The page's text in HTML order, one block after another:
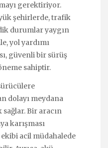
gerektiriyor.
şehirlerde, trafik
durumlar yaygın
yol yardımı
güvenli bir sürüş
sahiptir.
dolayı meydana
Bir aracın
karışması
acil müdahalede